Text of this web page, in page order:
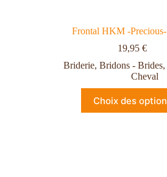
Frontal HKM -
19,95€
Briderie, Bridons - Brides,
Cheval
Choix des